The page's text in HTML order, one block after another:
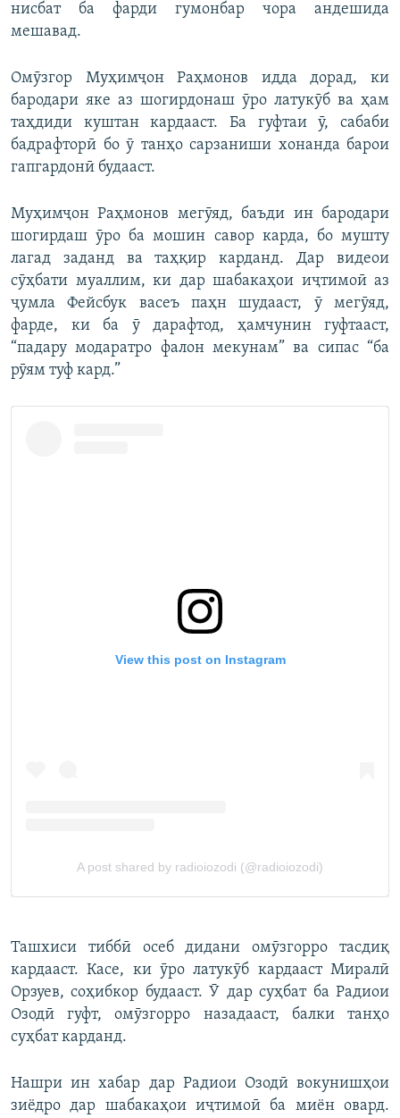
нисбат ба фарди гумонбар чора андешида
мешавад.
Омӯзгор Муҳимҷон Раҳмонов идда дорад, ки
бародари яке аз шогирдонаш ӯро латукӯб ва ҳам
таҳдиди куштан кардааст. Ба гуфтаи ӯ, сабаби
бадрафторӣ бо ӯ танҳо сарзаниши хонанда барои
гапгардонӣ будааст.
Муҳимҷон Раҳмонов мегӯяд, баъди ин бародари
шогирдаш ӯро ба мошин савор карда, бо мушту
лагад заданд ва таҳқир карданд. Дар видеои
сӯҳбати муаллим, ки дар шабакаҳои иҷтимоӣ аз
ҷумла Фейсбук васеъ паҳн шудааст, ӯ мегӯяд,
фарде, ки ба ӯ дарафтод, ҳамчунин гуфтааст,
“падару модаратро фалон мекунам” ва сипас “ба
рӯям туф кард.”
Ташхиси тиббӣ осеб дидани омӯзгорро тасдиқ
кардааст. Касе, ки ӯро латукӯб кардааст Миралӣ
Орзуев, соҳибкор будааст. Ӯ дар суҳбат ба Радиои
Озодӣ гуфт, омӯзгорро назадааст, балки танҳо
суҳбат карданд.
Нашри ин хабар дар Радиои Озодӣ вокунишҳои
зиёдро дар шабакаҳои иҷтимоӣ ба миён овард.